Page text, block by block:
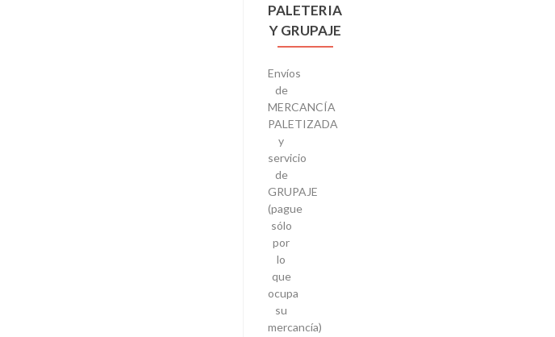
PALETERIA
Y GRUPAJE
Envíos
de
MERCANCÍA
PALETIZADA
y
servicio
de
GRUPAJE
(pague
sólo
por
lo
que
ocupa
su
mercancía)